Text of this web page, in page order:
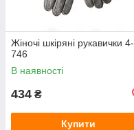
Жіночі шкіряні рукавички 4-
746
В наявності
434 ₴
Купити